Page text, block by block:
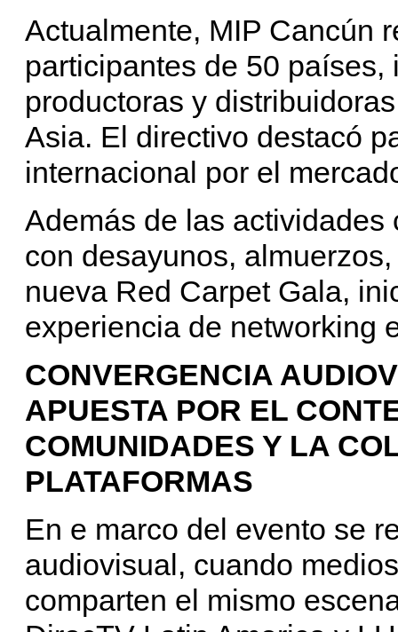
Actualmente, MIP Cancún
participantes de 50
productoras y
Asia. El directivo destacó
internacional por el
Además de las
con desayunos,
nueva Red Carpet Gala,
experiencia de networking
CONVERGENCIA
APUESTA POR EL
COMUNIDADES Y LA
PLATAFORMAS
En e marco del evento se
audiovisual, cuando
comparten el mismo